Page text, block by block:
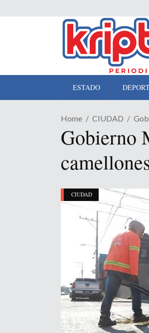
ESTADO
Home CIUDAD
Gobierno
CIUDAD